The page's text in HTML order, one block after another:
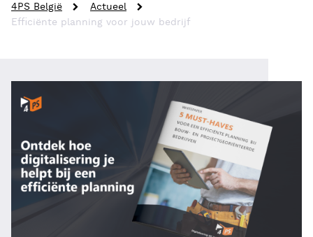
4PS België
Actueel
Efficiënte planning voor jouw bedrijf